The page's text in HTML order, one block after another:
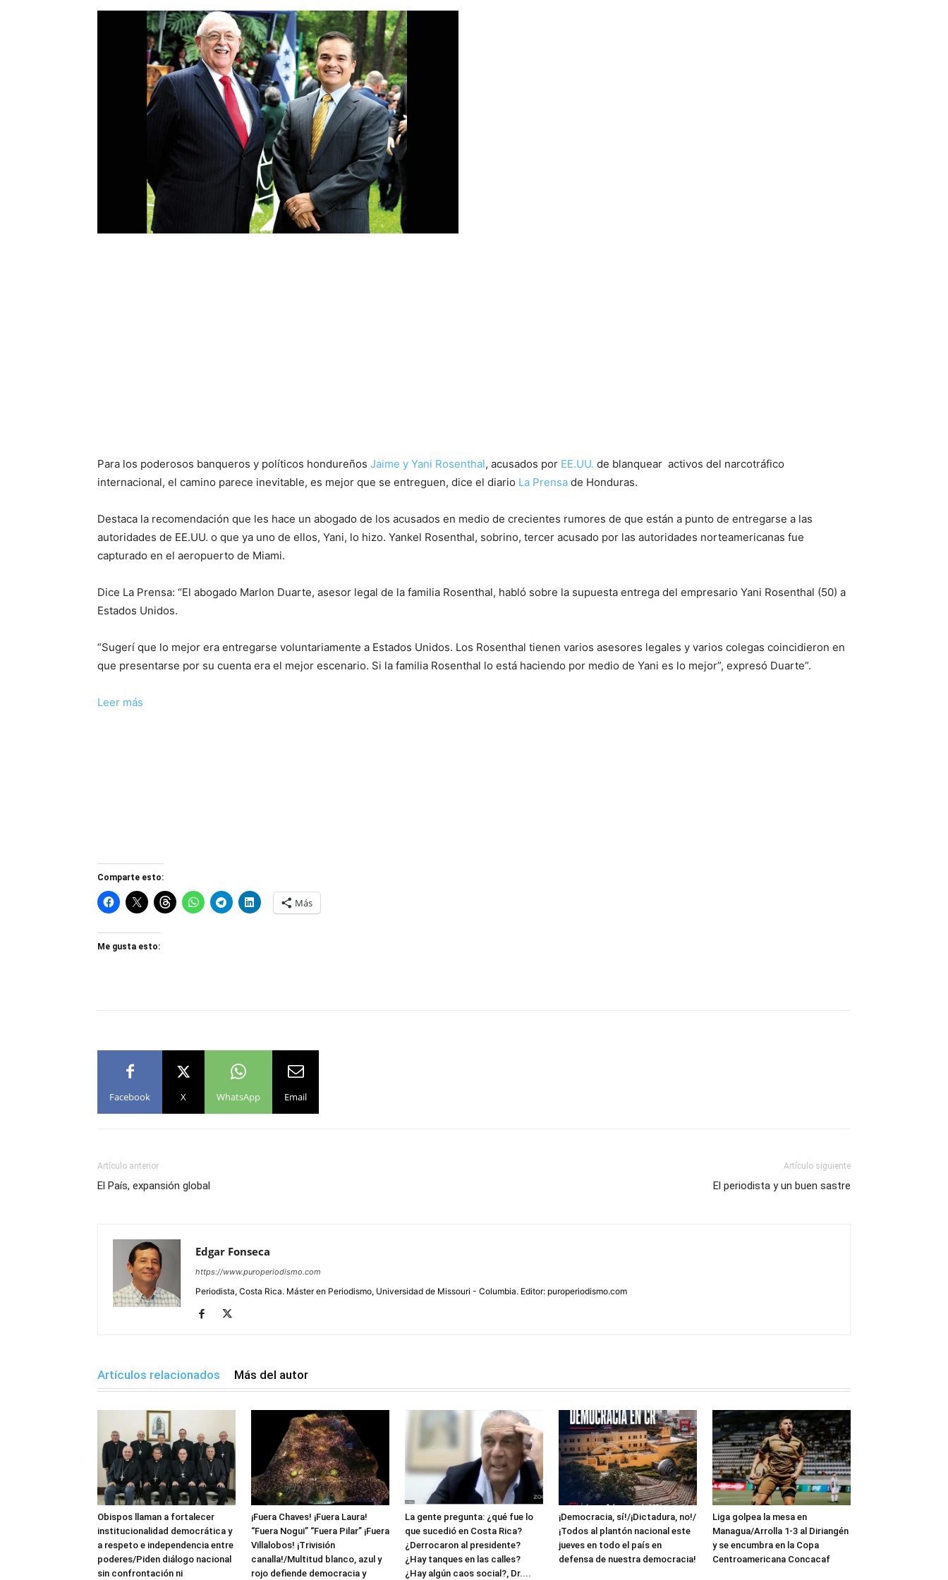
Para los poderosos banqueros y políticos hondureños Jaime y Yani Rosenthal, acusados por EE.UU. de blanquear activos del narcotráfico
internacional, el camino parece inevitable, es mejor que se entreguen, dice el diario La Prensa de Honduras.
Destaca la recomendación que les hace un abogado de los acusados en medio de crecientes rumores de que están a punto de entregarse a las
autoridades de EE.UU. o que ya uno de ellos, Yani, lo hizo. Yankel Rosenthal, sobrino, tercer acusado por las autoridades norteamericanas fue
capturado en el aeropuerto de Miami.
Dice La Prensa: “El abogado Marlon Duarte, asesor legal de la familia Rosenthal, habló sobre la supuesta entrega del empresario Yani Rosenthal (50) a
Estados Unidos.
“Sugerí que lo mejor era entregarse voluntariamente a Estados Unidos. Los Rosenthal tienen varios asesores legales y varios colegas coincidieron en
que presentarse por su cuenta era el mejor escenario. Si la familia Rosenthal lo está haciendo por medio de Yani es lo mejor”, expresó Duarte”.
Leer más
Comparte esto:
Más
Me gusta esto:
Facebook X WhatsApp Email
Artículo anterior
El País, expansión global
Artículo siguiente
El periodista y un buen sastre
Edgar Fonseca
https://www.puroperiodismo.com
Periodista, Costa Rica. Máster en Periodismo, Universidad de Missouri - Columbia. Editor: puroperiodismo.com
Artículos relacionados Más del autor
Obispos llaman a fortalecer
institucionalidad democrática y
a respeto e independencia entre
poderes/Piden diálogo nacional
sin confrontación ni
¡Fuera Chaves! ¡Fuera Laura!
“Fuera Nogui” “Fuera Pilar” ¡Fuera
Villalobos! ¡Trivisión
canalla!/Multitud blanco, azul y
rojo defiende democracia y
La gente pregunta: ¿qué fue lo
que sucedió en Costa Rica?
¿Derrocaron al presidente?
¿Hay tanques en las calles?
¿Hay algún caos social?, Dr....
¡Democracia, sí!/¡Dictadura, no!/
¡Todos al plantón nacional este
jueves en todo el país en
defensa de nuestra democracia!
Liga golpea la mesa en
Managua/Arrolla 1-3 al Diriangén
y se encumbra en la Copa
Centroamericana Concacaf